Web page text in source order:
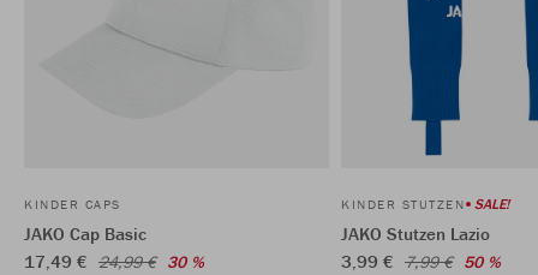
KINDER CAPS
JAKO Cap Basic
17,49 € 24,99 € 30 %
KINDER STUTZEN SALE!
JAKO Stutzen Lazio
3,99 € 7,99 € 50 %